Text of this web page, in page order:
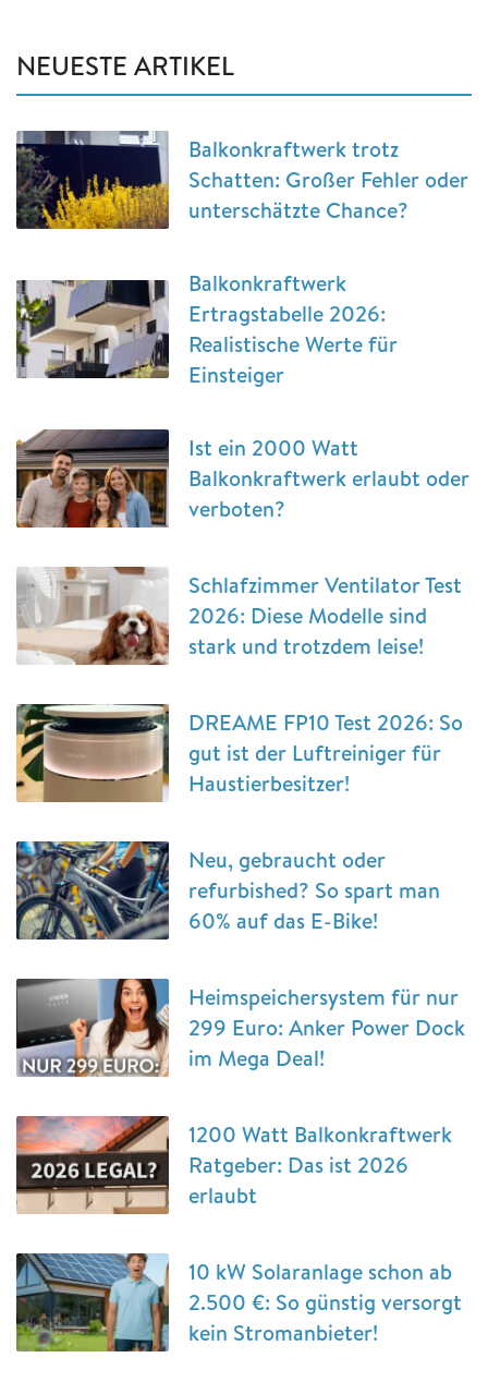
NEUESTE ARTIKEL
Balkonkraftwerk trotz
Schatten: Großer Fehler oder
unterschätzte Chance?
Balkonkraftwerk
Ertragstabelle 2026:
Realistische Werte für
Einsteiger
Ist ein 2000 Watt
Balkonkraftwerk erlaubt oder
verboten?
Schlafzimmer Ventilator Test
2026: Diese Modelle sind
stark und trotzdem leise!
DREAME FP10 Test 2026: So
gut ist der Luftreiniger für
Haustierbesitzer!
Neu, gebraucht oder
refurbished? So spart man
60% auf das E-Bike!
Heimspeichersystem für nur
299 Euro: Anker Power Dock
im Mega Deal!
1200 Watt Balkonkraftwerk
Ratgeber: Das ist 2026
erlaubt
10 kW Solaranlage schon ab
2.500 €: So günstig versorgt
kein Stromanbieter!